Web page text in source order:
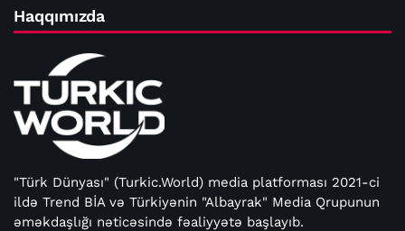
Haqqımızda
"Türk Dünyası" (Turkic.World) media platforması 2021-ci
ildə Trend BİA və Türkiyənin "Albayrak" Media Qrupunun
əməkdaşlığı nəticəsində fəaliyyətə başlayıb.